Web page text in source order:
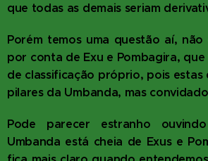
que todas as demais seriam
Porém temos uma questão aí,
por conta de Exu e Pombagira,
de classificação próprio, pois estas
pilares da Umbanda, mas
Pode parecer estranho
Umbanda está cheia de Exus e